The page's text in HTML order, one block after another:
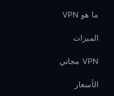
ما هو VPN
الميزات
VPN مجاني
الأسعار